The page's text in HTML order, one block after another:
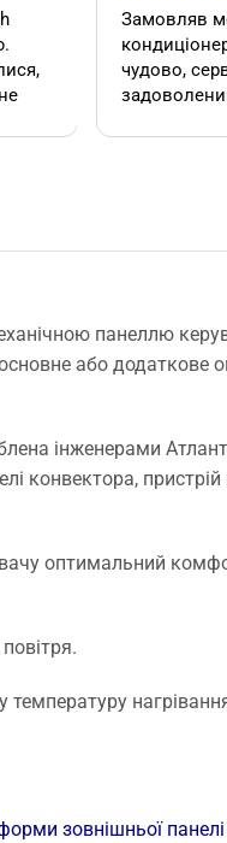
Замовляв
чудово,
панеллю
або додаткове
інженерами
конвектора,
оптимальний
зовнішньої панелі